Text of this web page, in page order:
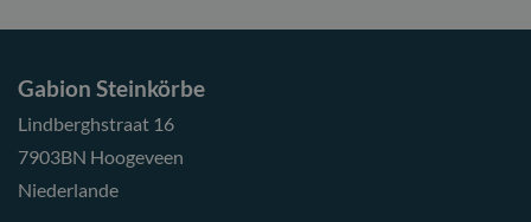
Gabion Steinkörbe
Lindberghstraat 16
7903BN Hoogeveen
Niederlande